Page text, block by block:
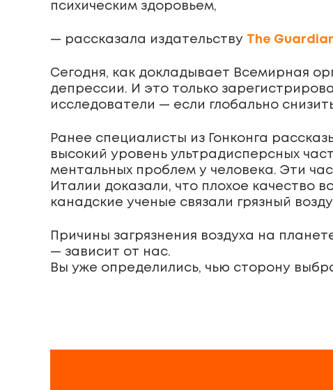
психическим здоровьем,
— рассказала издательству The
Сегодня, как докладывает Всемирная
депрессии. И это только
исследователи — если глобально
Ранее специалисты из Гонконга
высокий уровень ультрадисперсных
ментальных проблем у человека. Эти
Италии доказали, что плохое качество
канадские ученые связали грязный
Причины загрязнения воздуха на
— зависит от нас.
Вы уже определились, чью сторону